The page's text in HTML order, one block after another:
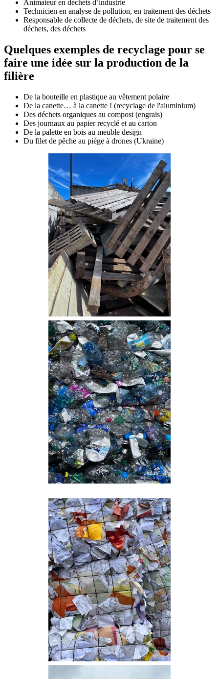
Animateur en déchets d’industrie
Technicien en analyse de pollution, en traitement des déchets
Responsable de collecte de déchets, de site de traitement des
déchets, des déchets
Quelques exemples de recyclage pour se
faire une idée sur la production de la
filière
De la bouteille en plastique au vêtement polaire
De la canette… à la canette ! (recyclage de l'aluminium)
Des déchets organiques au compost (engrais)
Des journaux au papier recyclé et au carton
De la palette en bois au meuble design
Du filet de pêche au piège à drones (Ukraine)